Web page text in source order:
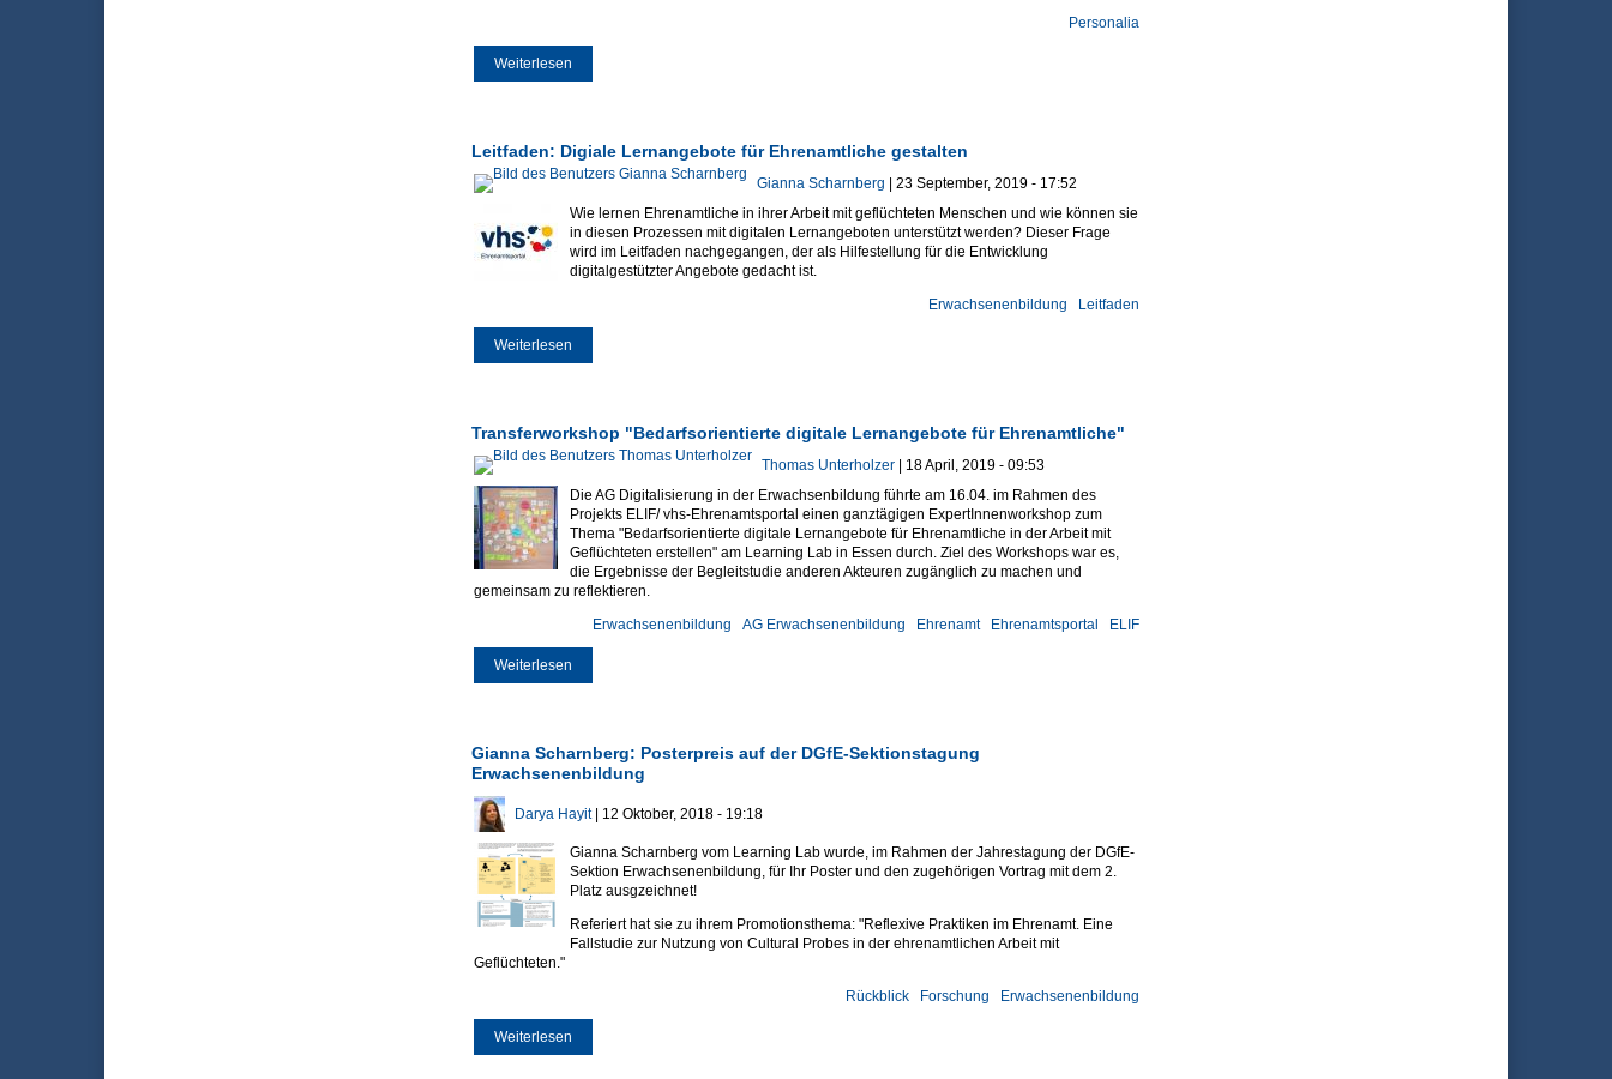
Personalia
Weiterlesen
Leitfaden: Digiale Lernangebote für Ehrenamtliche gestalten
Gianna Scharnberg | 23 September, 2019 - 17:52
Wie lernen Ehrenamtliche in ihrer Arbeit mit geflüchteten Menschen und wie können sie
in diesen Prozessen mit digitalen Lernangeboten unterstützt werden? Dieser Frage
wird im Leitfaden nachgegangen, der als Hilfestellung für die Entwicklung
digitalgestützter Angebote gedacht ist.
Leitfaden
Erwachsenenbildung
Weiterlesen
Transferworkshop "Bedarfsorientierte digitale Lernangebote für Ehrenamtliche"
Thomas Unterholzer| 18 April, 2019 - 09:53
Die AG Digitalisierung in der Erwachsenbildung führte am 16.04. im Rahmen des
Projekts ELIF/ vhs-Ehrenamtsportal einen ganztägigen ExpertInnenworkshop zum
Thema "Bedarfsorientierte digitale Lernangebote für Ehrenamtliche in der Arbeit mit
Geflüchteten erstellen" am Learning Lab in Essen durch. Ziel des Workshops war es,
die Ergebnisse der Begleitstudie anderen Akteuren zugänglich zu machen und
gemeinsam zu reflektieren.
ELIF
Ehrenamtsportal
Ehrenamt
AG Erwachsenenbildung
Erwachsenenbildung
Weiterlesen
Gianna Scharnberg: Posterpreis auf der DGfE-Sektionstagung
Erwachsenenbildung
Darya Hayit| 12 Oktober, 2018 - 19:18
Gianna Scharnberg vom Learning Lab wurde, im Rahmen der Jahrestagung der DGfE-
Sektion Erwachsenenbildung, für Ihr Poster und den zugehörigen Vortrag mit dem 2.
Platz ausgzeichnet!
Referiert hat sie zu ihrem Promotionsthema: "Reflexive Praktiken im Ehrenamt. Eine
Fallstudie zur Nutzung von Cultural Probes in der ehrenamtlichen Arbeit mit
Geflüchteten."
Erwachsenenbildung
Forschung
Rückblick
Weiterlesen
Erwachsenenbildung